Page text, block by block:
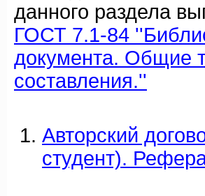
данного раздела
ГОСТ 7.1-84
документа. Общие
составления.''
Авторский
студент).